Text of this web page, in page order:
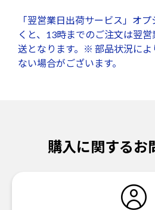
「翌営業日出荷サービス」オ
くと、13時までのご注文は翌
送となります。※ 部品状況によ
ない場合がございます。
購入に関するお